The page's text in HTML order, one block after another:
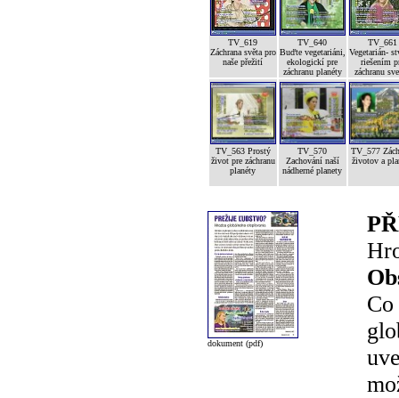
TV_619
Záchrana světa pro
naše přežití
TV_640
Buďte vegetariáni,
ekologickí pre
záchranu planéty
TV_661
Vegetarián-
riešením
záchranu
TV_563 Prostý
život pre záchranu
planéty
TV_570
Zachování naší
nádherné planety
TV_577
životov a
dokument (pdf)